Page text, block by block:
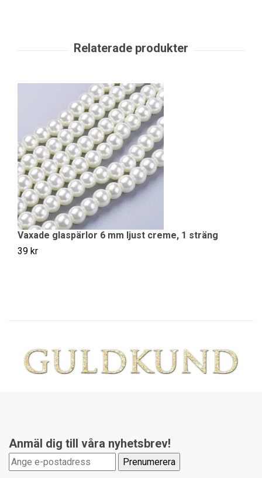
Vaxade glaspärlor 6 mm ljust creme, 1 sträng
39 kr
Anmäl dig till våra nyhetsbrev!